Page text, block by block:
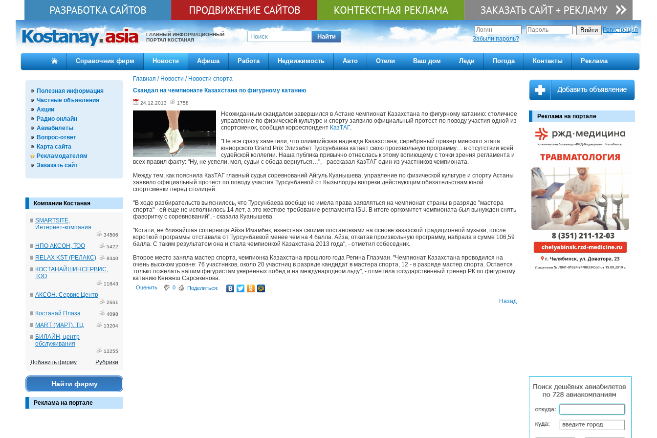
ГЛАВНЫЙ ИНФОРМАЦИОННЫЙ
ПОРТАЛ КОСТАНАЯ
Найти
Регистрация
Забыли пароль?
Справочник фирм Новости Афиша Работа Недвижимость Авто Отели Ваш дом Леди Погода Контакты Реклама
Полезная информация
Частные объявления
Акции
Радио онлайн
Авиабилеты
Вопрос-ответ
Карта сайта
Рекламодателям
Заказать сайт
Компании Костаная
SMARTSITE,
Интернет-компания
34506
НПО АКСОН, ТОО 5422
RELAX KST (РЕЛАКС) 8340
КОСТАНАЙШИНСЕРВИС,
ТОО
11843
АКСОН, Сервис Центр
2661
Костанай Плаза 4098
MART (МАРТ), ТЦ 13204
БИЛАЙН, центр
обслуживания
12255
Добавить фирму Рубрики
Найти фирму
Реклама на портале
Главная / Новости / Новости спорта
Скандал на чемпионате Казахстана по фигурному катанию
24.12.2013 1758
Неожиданным скандалом завершился в Астане чемпионат Казахстана по фигурному катанию: столичное
управление по физической культуре и спорту заявило официальный протест по поводу участия одной из
спортсменок, сообщил корреспондент КазТАГ.
"Не все сразу заметили, что олимпийская надежда Казахстана, серебряный призер минского этапа
юниорского Grand Prix Элизабет Турсунбаева катает свою произвольную программу… в отсутствии всей
судейской коллегии. Наша публика привычно отнеслась к этому вопиющему с точки зрения регламента и
всех правил факту: "Ну, не успели, мол, судьи с обеда вернуться…", - рассказал КазТАГ один из участников чемпионата.
Между тем, как пояснила КазТАГ главный судья соревнований Айгуль Куанышева, управление по физической культуре и спорту Астаны
заявило официальный протест по поводу участия Турсунбаевой от Кызылорды вопреки действующим обязательствам юной
спортсменки перед столицей.
"В ходе разбирательств выяснилось, что Турсунбаева вообще не имела права заявляться на чемпионат страны в разряде "мастера
спорта" - ей еще не исполнилось 14 лет, а это жесткое требование регламента ISU. В итоге оргкомитет чемпионата был вынужден снять
фаворитку с соревнований", - сказала Куанышева.
"Кстати, ее ближайшая соперница Айза Имамбек, известная своими постановками на основе казахской традиционной музыки, после
короткой программы отставала от Турсунбаевой менее чем на 4 балла. Айза, откатав произвольную программу, набрала в сумме 106,59
балла. С таким результатом она и стала чемпионкой Казахстана 2013 года", - отметил собеседник.
Второе место заняла мастер спорта, чемпионка Казахстана прошлого года Регина Глазман. "Чемпионат Казахстана проводился на
очень высоком уровне: 76 участников, около 20 участниц в разряде кандидат в мастера спорта, 12 - в разряде мастер спорта. Остается
только пожелать нашим фигуристам уверенных побед и на международном льду", - отметила государственный тренер РК по фигурному
катанию Кенжеш Сарсекенова.
Оценить 0 Поделиться:
Назад
Реклама на портале